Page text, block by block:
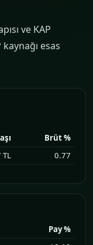
ve KAP
esas
Brüt %
TL 0.77
Pay %